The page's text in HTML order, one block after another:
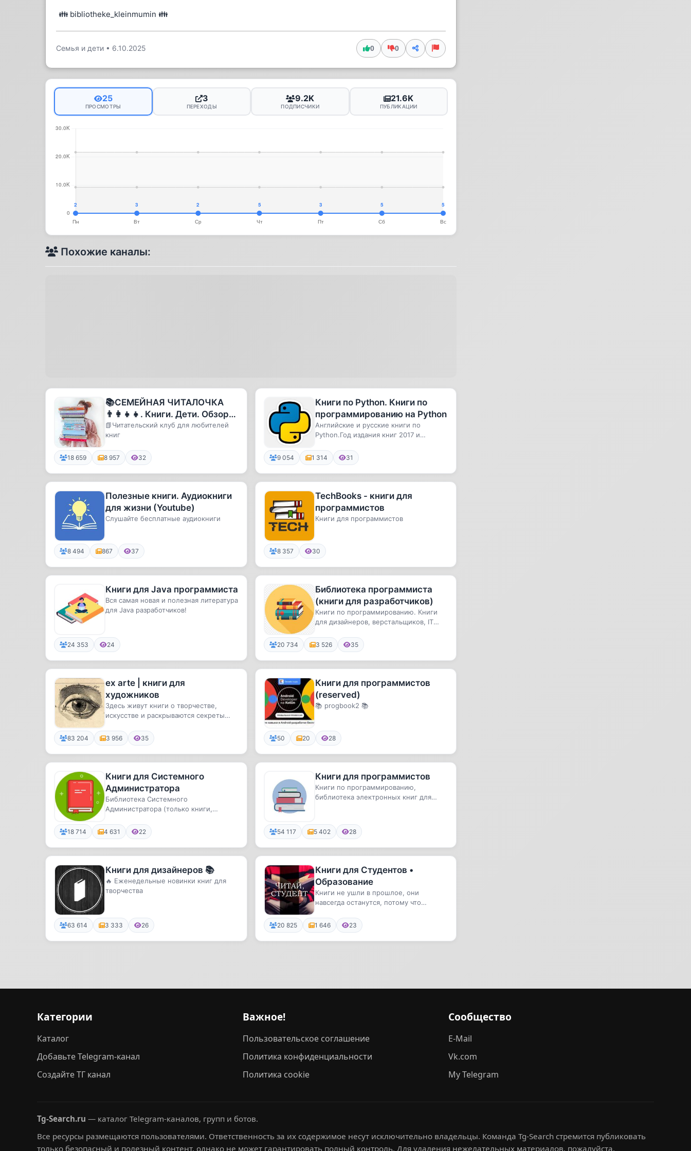
👪 bibliotheke_kleinmumin 👪
Семья и дети • 6.10.2025 0 0
25
ПРОСМОТРЫ
3
ПЕРЕХОДЫ
9.2K
ПОДПИСЧИКИ
21.6K
ПУБЛИКАЦИИ
Похожие каналы:
📚СЕМЕЙНАЯ ЧИТАЛОЧКА
👨‍👩‍👧‍👧. Книги. Дети. Обзоры
книг. Биографии. Книги для
детей
📗Читательский клуб для любителей
книг
18 659 8 957 32
Книги по Python. Книги по
программированию на Python
Английские и русские книги по
Python.Год издания книг 2017 и
умнее
9 054 1 314 31
Полезные книги. Аудиокниги
для жизни (Youtube)
Слушайте бесплатные аудиокниги
8 494 867 37
TechBooks - книги для
программистов
Книги для программистов
8 357 30
Книги для Java программиста
Вся самая новая и полезная литература
для Java разработчиков!
24 353 24
Библиотека программиста
(книги для разработчиков)
Книги по программированию. Книги
для дизайнеров, верстальщиков, IT
20 734 3 526 35
ex arte | книги для
художников
Здесь живут книги о творчестве,
искусстве и раскрываются секреты
83 204 3 956 35
Книги для программистов
(reserved)
📚 progbook2 📚
50 20 28
Книги для Системного
Администратора
Библиотека Системного
Администратора (только книги,
18 714 4 631 22
Книги для программистов
Книги по программированию,
библиотека электронных книг для
54 117 5 402 28
Книги для дизайнеров 📚
🔥 Еженедельные новинки книг для
творчества
63 614 3 333 26
Книги для Студентов •
Образование
Книги не ушли в прошлое, они
навсегда останутся, потому что
л...
20 825 1 646 23
Категории
Каталог
Добавьте Telegram-канал
Создайте ТГ канал
Важное!
Пользовательское соглашение
Политика конфиденциальности
Политика cookie
Сообщество
E-Mail
Vk.com
My Telegram
Tg-Search.ru — каталог Telegram-каналов, групп и ботов.
Все ресурсы размещаются пользователями. Ответственность за их содержимое несут исключительно владельцы. Команда Tg-Search стремится публиковать
только безопасный и полезный контент, однако не может гарантировать полный контроль. Для удаления нежелательных материалов, пожалуйста,